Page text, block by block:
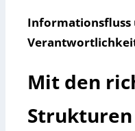
Informationsfluss
Mit den